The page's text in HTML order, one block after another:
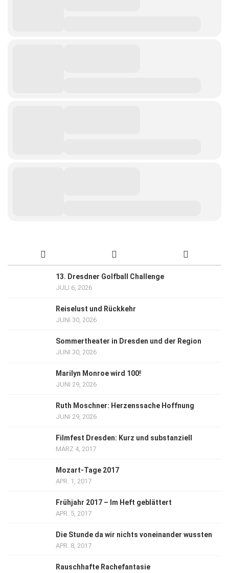
13. Dresdner Golfball Challenge
JULI 6, 2026
Reiselust und Rückkehr
JUNI 30, 2026
Sommertheater in Dresden und der Region
JUNI 30, 2026
Marilyn Monroe wird 100!
JUNI 29, 2026
Ruth Moschner: Herzenssache Hoffnung
JUNI 29, 2026
Filmfest Dresden: Kurz und substanziell
MÄRZ 4, 2017
Mozart-Tage 2017
APR. 1, 2017
Frühjahr 2017 – Im Heft geblättert
APR. 5, 2017
Die Stunde da wir nichts voneinander wussten
APR. 8, 2017
Rauschhafte Rachefantasie